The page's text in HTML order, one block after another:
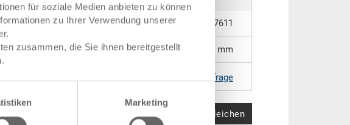
für soziale Medien anbieten zu können
zu Ihrer Verwendung unserer
zusammen, die Sie ihnen bereitgestellt
Marketing
1257611
400 x 300 x 81 mm
Weitere Farben auf Anfrage
Produkt vergleichen